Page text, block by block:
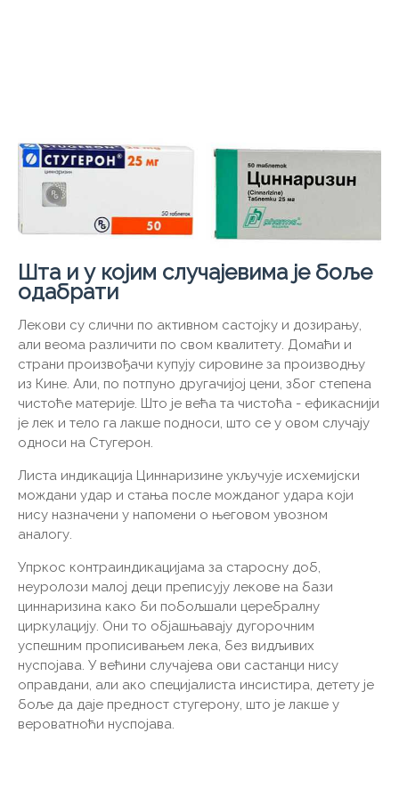
Шта и у којим случајевима је боље
одабрати
Лекови су слични по активном састојку и дозирању,
али веома различити по свом квалитету. Домаћи и
страни произвођачи купују сировине за производњу
из Кине. Али, по потпуно другачијој цени, због степена
чистоће материје. Што је већа та чистоћа - ефикаснији
је лек и тело га лакше подноси, што се у овом случају
односи на Стугерон.
Листа индикација Циннаризине укључује исхемијски
мождани удар и стања после можданог удара који
нису назначени у напомени о његовом увозном
аналогу.
Упркос контраиндикацијама за старосну доб,
неуролози малој деци преписују лекове на бази
циннаризина како би побољшали церебралну
циркулацију. Они то објашњавају дугорочним
успешним прописивањем лека, без видљивих
нуспојава. У већини случајева ови састанци нису
оправдани, али ако специјалиста инсистира, детету је
боље да даје предност стугерону, што је лакше у
вероватноћи нуспојава.